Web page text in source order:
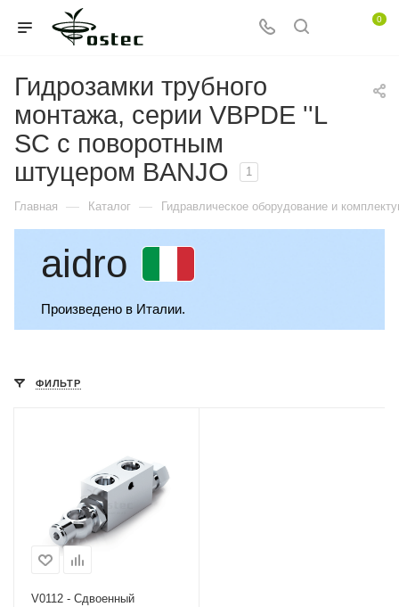
0
Гидрозамки трубного
монтажа, серии VBPDE ''L
SC с поворотным
штуцером BANJO
1
Главная — Каталог — Гидравлическое оборудование и
aidro
Произведено в Италии.
ФИЛЬТР
V0112 - Сдвоенный